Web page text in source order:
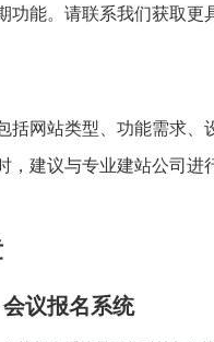
能。请联系我们获取更
括网站类型、功能需求
，建议与专业建站公司
会议报名系统